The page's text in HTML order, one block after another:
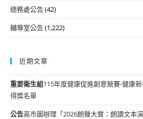
總務處公告(42)
輔導室公告(1,222)
近期文章
重要衛生組115年度健康促進創意競賽-健康
得獎名單
公告高市圖辦理「2026朗聲大賞：朗讀文本